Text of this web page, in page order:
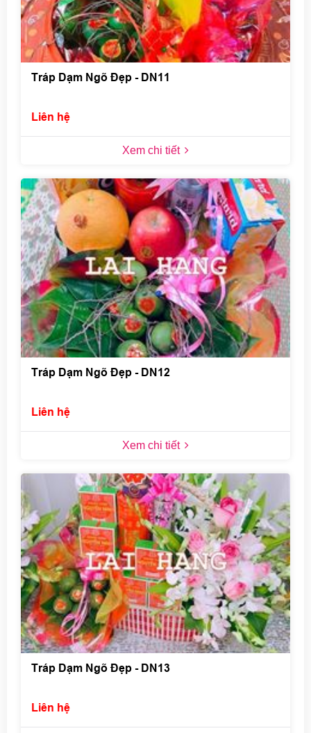
Tráp Dạm Ngõ Đẹp - DN11
Liên hệ
Xem chi tiết
Tráp Dạm Ngõ Đẹp - DN12
Liên hệ
Xem chi tiết
Tráp Dạm Ngõ Đẹp - DN13
Liên hệ